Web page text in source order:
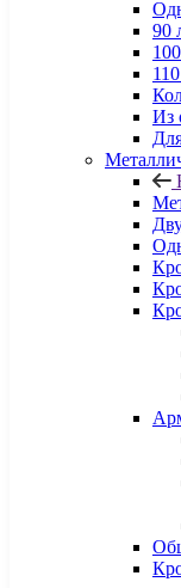
90
Из